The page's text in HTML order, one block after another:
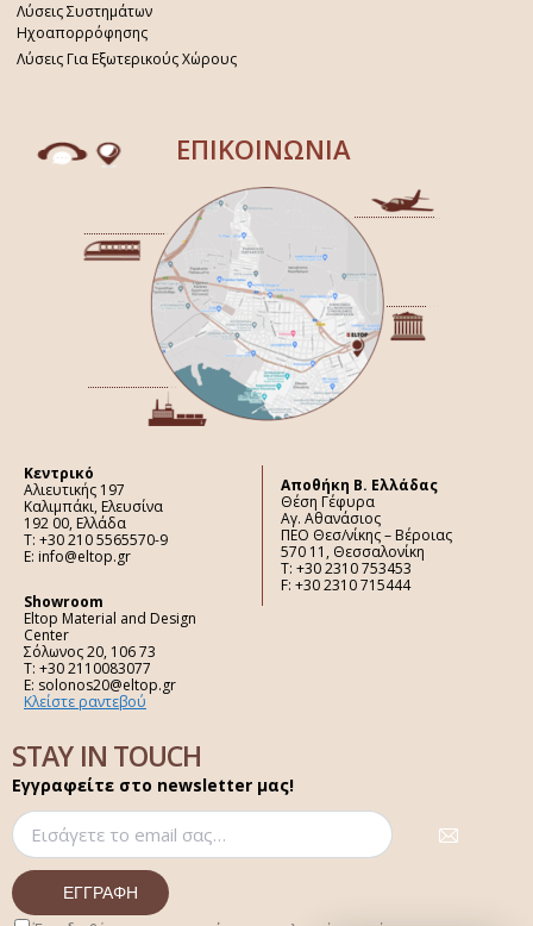
Λύσεις Συστημάτων
Ηχοαπορρόφησης
Λύσεις Για Εξωτερικούς Χώρους
ΕΠΙΚΟΙΝΩΝΙΑ
Κεντρικό
Αλιευτικής 197
Καλιμπάκι, Ελευσίνα
192 00, Ελλάδα
Τ: +30 210 5565570-9
E: info@eltop.gr
Showroom
Eltop Material and Design
Center
Σόλωνος 20, 106 73
Τ: +30 2110083077
E: solonos20@eltop.gr
Κλείστε ραντεβού
Aποθήκη Β. Ελλάδας
Θέση Γέφυρα
Αγ. Αθανάσιος
ΠΕΟ Θεσ/νίκης – Βέροιας
570 11, Θεσσαλονίκη
Τ: +30 2310 753453
F: +30 2310 715444
STAY IN TOUCH
Εγγραφείτε στο newsletter μας!